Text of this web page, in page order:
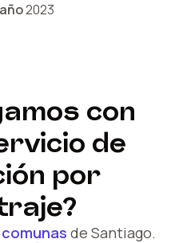
2023
con
de
por
comunas de Santiago.